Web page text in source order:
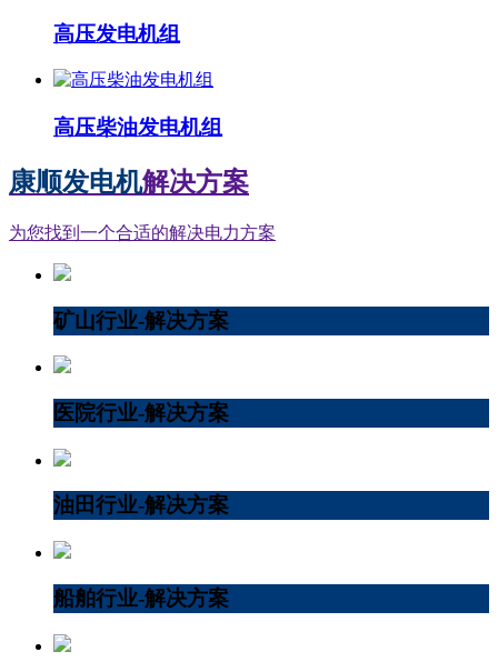
高压发电机组
高压柴油发电机组
康顺发电机解决方案
为您找到一个合适的解决电力方案
矿山行业-解决方案
医院行业-解决方案
油田行业-解决方案
船舶行业-解决方案